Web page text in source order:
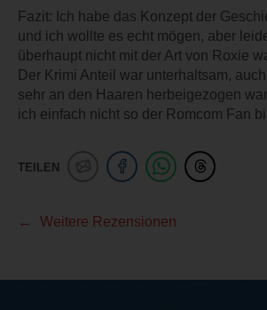
Fazit: Ich habe das Konzept der
und ich wollte es echt mögen, aber
überhaupt nicht mit der Art von Roxie
Der Krimi Anteil war unterhaltsam,
sehr an den Haaren herbeigezogen
ich einfach nicht so der Romcom Fan
TEILEN
Weitere Rezensionen